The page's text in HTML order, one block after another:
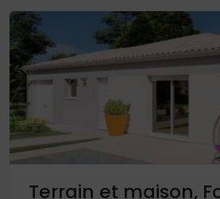
Terrain et maison,